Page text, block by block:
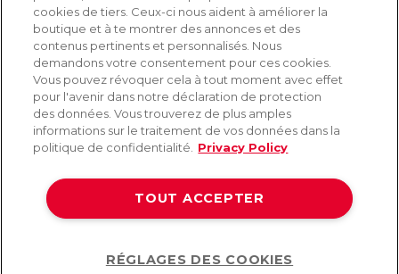
Livraison rapide et gratuite
Retours & remboursements
Paiement sécurisé
AIDE
Contact
Livraison et expédition
Foire aux questions
Protection des données
cookies de tiers. Ceux-ci nous aident à améliorer la
boutique et à te montrer des annonces et des
contenus pertinents et personnalisés. Nous
demandons votre consentement pour ces cookies.
Vous pouvez révoquer cela à tout moment avec effet
pour l'avenir dans notre déclaration de protection
des données. Vous trouverez de plus amples
informations sur le traitement de vos données dans la
politique de confidentialité.
Privacy Policy
TOUT ACCEPTER
RÉGLAGES DES COOKIES